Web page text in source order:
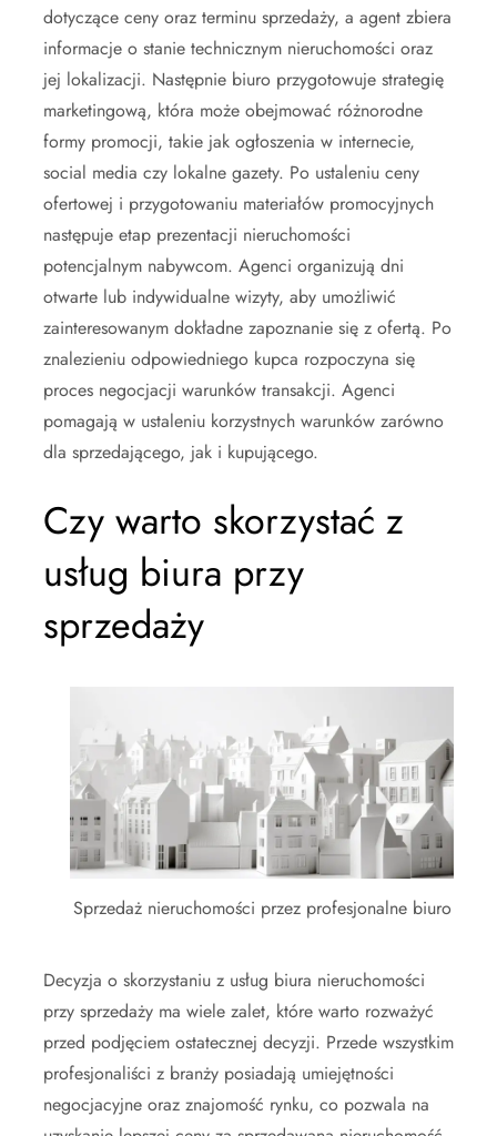
dotyczące ceny oraz terminu sprzedaży, a agent zbiera
informacje o stanie technicznym nieruchomości oraz
jej lokalizacji. Następnie biuro przygotowuje strategię
marketingową, która może obejmować różnorodne
formy promocji, takie jak ogłoszenia w internecie,
social media czy lokalne gazety. Po ustaleniu ceny
ofertowej i przygotowaniu materiałów promocyjnych
następuje etap prezentacji nieruchomości
potencjalnym nabywcom. Agenci organizują dni
otwarte lub indywidualne wizyty, aby umożliwić
zainteresowanym dokładne zapoznanie się z ofertą. Po
znalezieniu odpowiedniego kupca rozpoczyna się
proces negocjacji warunków transakcji. Agenci
pomagają w ustaleniu korzystnych warunków zarówno
dla sprzedającego, jak i kupującego.
Czy warto skorzystać z
usług biura przy
sprzedaży
Sprzedaż nieruchomości przez profesjonalne biuro
Decyzja o skorzystaniu z usług biura nieruchomości
przy sprzedaży ma wiele zalet, które warto rozważyć
przed podjęciem ostatecznej decyzji. Przede wszystkim
profesjonaliści z branży posiadają umiejętności
negocjacyjne oraz znajomość rynku, co pozwala na